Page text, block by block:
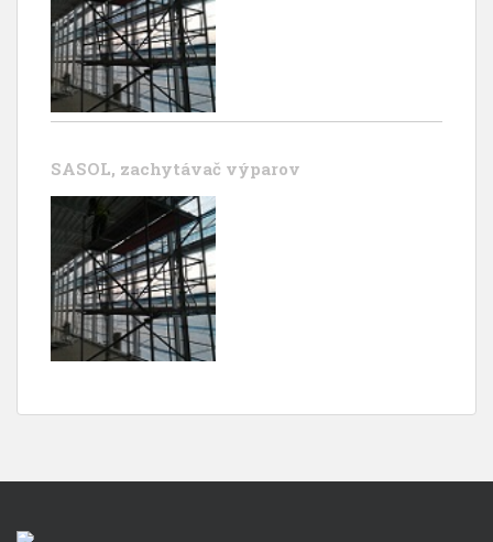
SASOL, zachytávač výparov